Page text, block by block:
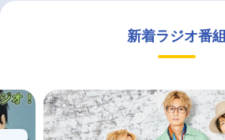
新着ラジオ番組